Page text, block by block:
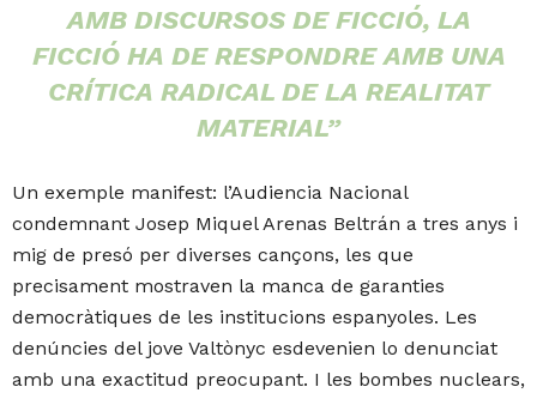
AMB DISCURSOS DE FICCIÓ, LA
FICCIÓ HA DE RESPONDRE AMB UNA
CRÍTICA RADICAL DE LA REALITAT
MATERIAL”
Un exemple manifest: l’Audiencia Nacional
condemnant Josep Miquel Arenas Beltrán a tres anys i
mig de presó per diverses cançons, les que
precisament mostraven la manca de garanties
democràtiques de les institucions espanyoles. Les
denúncies del jove Valtònyc esdevenien lo denunciat
amb una exactitud preocupant. I les bombes nuclears,